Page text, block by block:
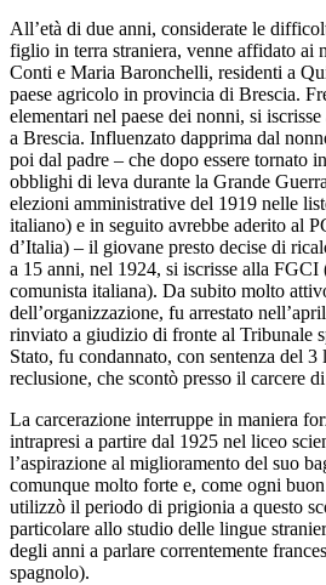
All’età di due anni, considerate le
figlio in terra straniera, venne affidato ai
Conti e Maria Baronchelli, residenti a
paese agricolo in provincia di Brescia.
elementari nel paese dei nonni, si
a Brescia. Influenzato dapprima dal
poi dal padre – che dopo essere tornato
obblighi di leva durante la Grande
elezioni amministrative del 1919 nelle
italiano) e in seguito avrebbe aderito al
d’Italia) – il giovane presto decise di
a 15 anni, nel 1924, si iscrisse alla
comunista italiana). Da subito molto
dell’organizzazione, fu arrestato
rinviato a giudizio di fronte al Tribunale
Stato, fu condannato, con sentenza del
reclusione, che scontò presso il carcere
La carcerazione interruppe in maniera
intrapresi a partire dal 1925 nel liceo
l’aspirazione al miglioramento del suo
comunque molto forte e, come ogni
utilizzò il periodo di prigionia a questo
particolare allo studio delle lingue
degli anni a parlare correntemente
spagnolo).